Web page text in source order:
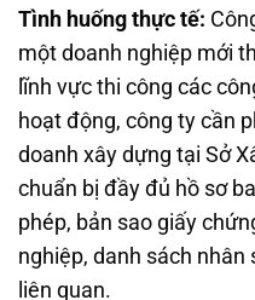
Tình huống thực tế:
một doanh nghiệp mới
lĩnh vực thi công các
hoạt động, công ty cần
doanh xây dựng tại Sở
chuẩn bị đầy đủ hồ sơ
phép, bản sao giấy
nghiệp, danh sách nhân
liên quan.